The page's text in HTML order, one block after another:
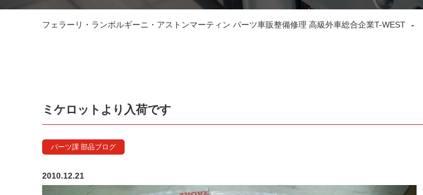
フェラーリ・ランボルギーニ・アストンマーティン パーツ車販整備修理 高級外車総合企業T-WEST
ミケロットより入荷です
パーツ課 部品ブログ
2010.12.21